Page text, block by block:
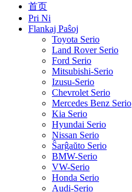
首页
Pri Ni
Flankaj Paŝoj
Toyota Serio
Land Rover Serio
Ford Serio
Mitsubishi-Serio
Izusu-Serio
Chevrolet Serio
Mercedes Benz Serio
Kia Serio
Hyundai Serio
Nissan Serio
Ŝarĝaŭto Serio
BMW-Serio
VW-Serio
Honda Serio
Audi-Serio